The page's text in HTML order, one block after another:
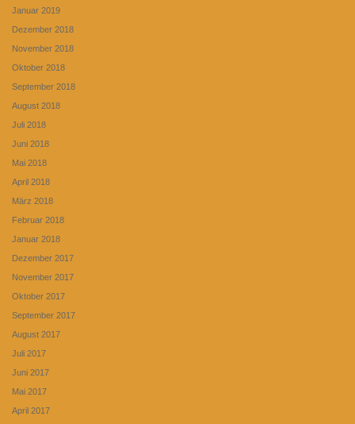
Januar 2019
Dezember 2018
November 2018
Oktober 2018
September 2018
August 2018
Juli 2018
Juni 2018
Mai 2018
April 2018
März 2018
Februar 2018
Januar 2018
Dezember 2017
November 2017
Oktober 2017
September 2017
August 2017
Juli 2017
Juni 2017
Mai 2017
April 2017